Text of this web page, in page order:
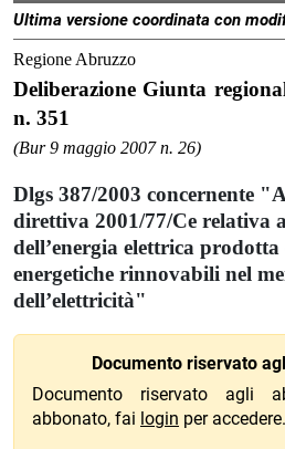
Ultima versione coordinata con
Regione Abruzzo
Deliberazione Giunta
n. 351
(Bur 9 maggio 2007 n. 26)
Dlgs 387/2003 concernente
direttiva 2001/77/Ce relativa
dell’energia elettrica
energetiche rinnovabili nel
dell’elettricità"
Documento riservato
Documento riservato agli
abbonato, fai login per accedere.